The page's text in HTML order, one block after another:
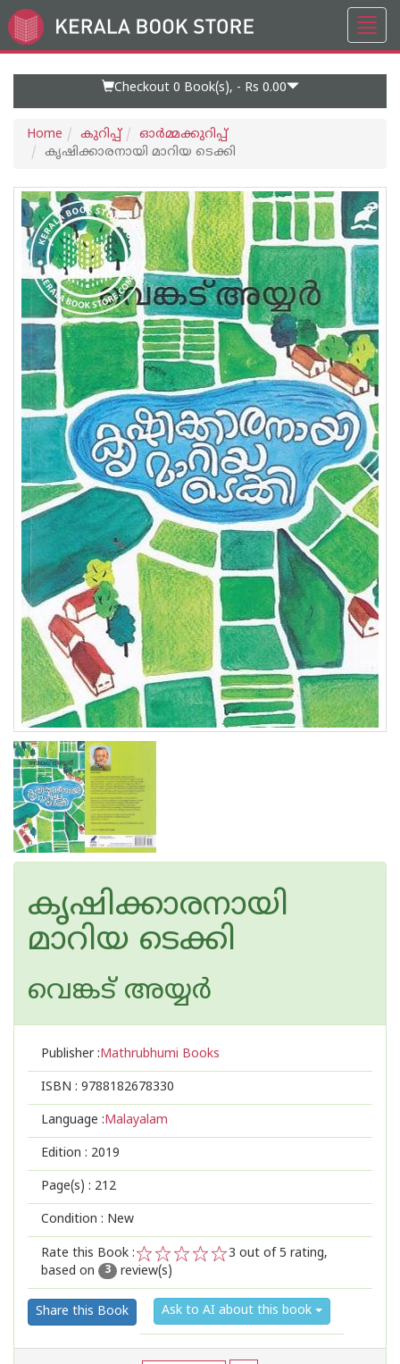
Go
to
Checkout 0 Book(s), - Rs 0.00
Home കുറിപ്പ്‌
ഓര്‍മ്മക്കുറിപ്പ്‌
കൃഷിക്കാരനായി മാറിയ ടെക്കി
കൃഷിക്കാരനായി
മാറിയ ടെക്കി
വെങ്കട് അയ്യര്‍
Publisher :Mathrubhumi Books
ISBN : 9788182678330
Language :Malayalam
Edition : 2019
Page(s) : 212
Condition : New
Rate this Book :
2
1
3 out of 5 rating,
based on
3 review(s)
Share this Book Ask to AI about this book